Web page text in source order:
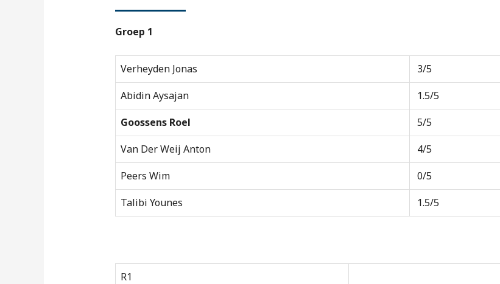
Groep 1
Verheyden Jonas
3/5
Abidin Aysajan
1.5/5
Goossens Roel
5/5
Van Der Weij Anton
4/5
Peers Wim
0/5
Talibi Younes
1.5/5
R1